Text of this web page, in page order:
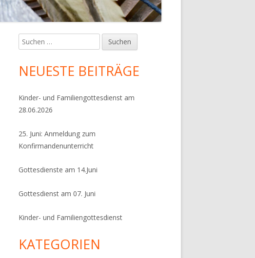
Haupt-
Seitenleiste
Suchen
nach:
NEUESTE BEITRÄGE
Kinder- und Familiengottesdienst am
28.06.2026
25. Juni: Anmeldung zum
Konfirmandenunterricht
Gottesdienste am 14.Juni
Gottesdienst am 07. Juni
Kinder- und Familiengottesdienst
KATEGORIEN